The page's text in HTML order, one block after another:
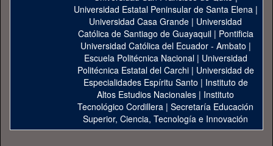
Universidad Estatal Peninsular de Santa Elena|
Universidad Casa Grande | Universidad
Católica de Santiago de Guayaquil| Pontificia
Universidad Católica del Ecuador - Ambato |
Escuela Politécnica Nacional| Universidad
Politécnica Estatal del Carchi| Universidad de
Especialidades Espíritu Santo | Instituto de
Altos Estudios Nacionales | Instituto
Tecnológico Cordillera | Secretaría Educación
Superior, Ciencia, Tecnología e Innovación